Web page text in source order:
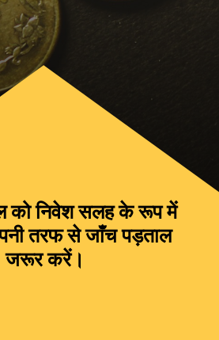
को निवेश सलह के रूप में
तरफ से जाँच पड़ताल
जरूर करें।